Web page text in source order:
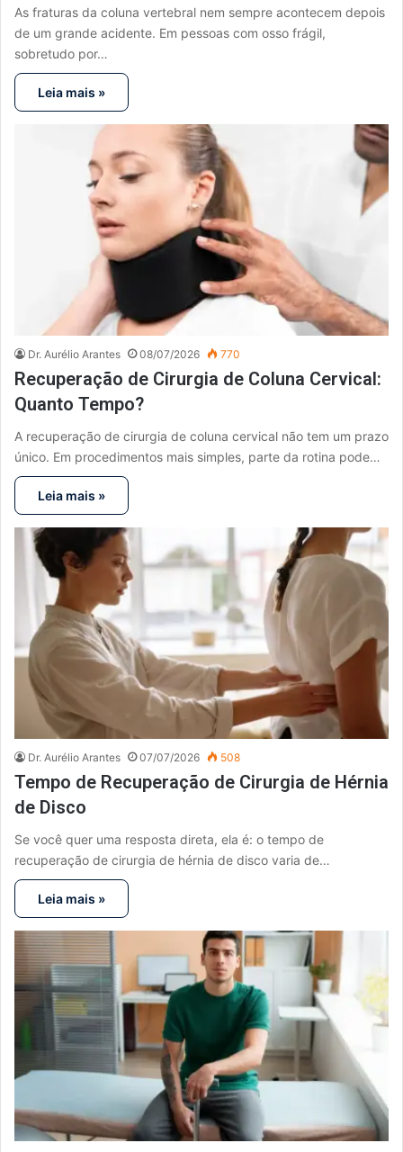
As fraturas da coluna vertebral nem sempre acontecem depois
de um grande acidente. Em pessoas com osso frágil,
sobretudo por…
Leia mais »
Dr. Aurélio Arantes 08/07/2026 770
Recuperação de Cirurgia de Coluna Cervical:
Quanto Tempo?
A recuperação de cirurgia de coluna cervical não tem um prazo
único. Em procedimentos mais simples, parte da rotina pode…
Leia mais »
Dr. Aurélio Arantes 07/07/2026 508
Tempo de Recuperação de Cirurgia de Hérnia
de Disco
Se você quer uma resposta direta, ela é: o tempo de
recuperação de cirurgia de hérnia de disco varia de…
Leia mais »